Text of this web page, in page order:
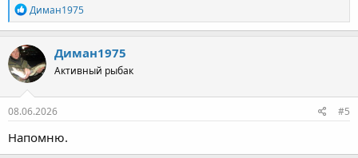
Р
е
а
к
ц
и
и
:
Диман1975
Диман1975
Активный рыбак
08.06.2026 #5
Напомню.